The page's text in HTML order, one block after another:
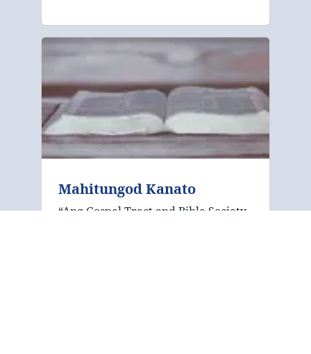
Mahitungod Kanato
“Ang Gospel Tract and Bible Society